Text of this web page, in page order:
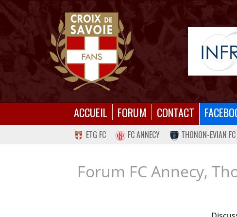
ACCUEIL FORUM CONTACT
ETG FC FC ANNECY THONON-EVIAN FC
Forum FC Annecy,